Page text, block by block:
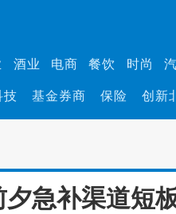
酒业 电商 餐饮 时尚
技 基金券商 保险 创新
夕急补渠道短